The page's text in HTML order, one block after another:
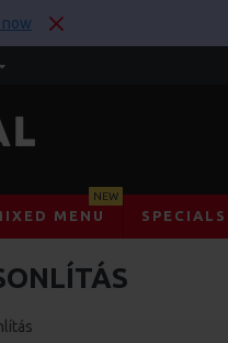
now
MENU
NEW
SPECIALS